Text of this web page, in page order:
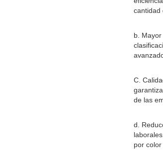
cantidad
b.
C.
de las
d.
por